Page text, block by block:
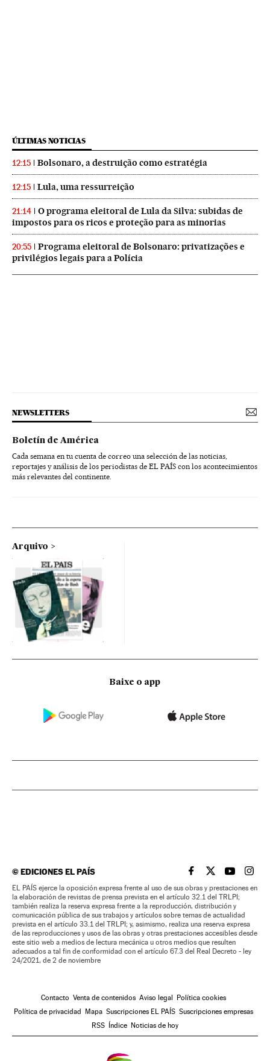
ÚLTIMAS NOTICIAS
12:15 Bolsonaro, a destruição como estratégia
12:15 Lula, uma ressurreição
21:14
O programa eleitoral de Lula da Silva: subidas de
impostos para os ricos e proteção para as minorias
20:55
Programa eleitoral de Bolsonaro: privatizações e
privilégios legais para a Polícia
NEWSLETTERS
Boletín de América
Cada semana en tu cuenta de correo una selección de las noticias,
reportajes y análisis de los periodistas de EL PAÍS con los acontecimientos
más relevantes del continente.
Arquivo
Baixe o app
©EDICIONES EL PAÍS EL PAÍS BRASIL EN
EL PAÍSEL PAÍS
EL
EL PAÍS ejerce la oposición expresa frente al uso de sus obras y prestaciones en
la elaboración de revistas de prensa prevista en el artículo 32.1 del TRLPI;
también realiza la reserva expresa frente a la reproducción, distribución y
comunicación pública de sus trabajos y artículos sobre temas de actualidad
prevista en el artículo 33.1 del TRLPI; y, asimismo, realiza una reserva expresa
de las reproducciones y usos de las obras y otras prestaciones accesibles desde
este sitio web a medios de lectura mecánica u otros medios que resulten
adecuados a tal fin de conformidad con el artículo 67.3 del Real Decreto - ley
24/2021, de 2 de noviembre
Contacto Venta de contenidos Aviso legal Política cookies
Política de privacidad Mapa Suscripciones EL PAÍS Suscripciones empresas
RSS Índice Noticias de hoy